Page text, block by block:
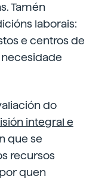
Tamén
laborais:
e centros de
necesidade
do
integral e
que se
recursos
quen